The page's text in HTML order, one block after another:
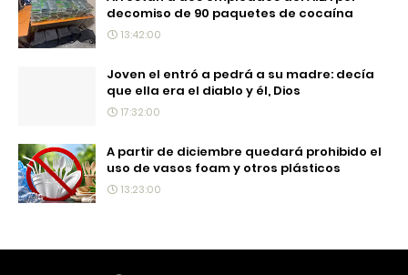
decomiso de 90 paquetes de cocaína
13:42:00
Joven el entró a pedrá a su madre: decía
que ella era el diablo y él, Dios
17:32:00
A partir de diciembre quedará prohibido el
uso de vasos foam y otros plásticos
13:23:00